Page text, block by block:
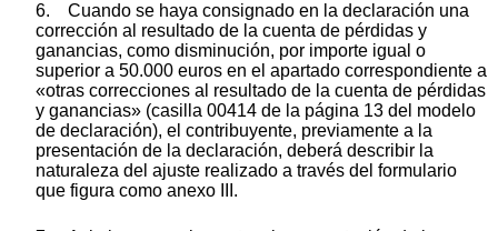
6. Cuando se haya consignado en la declaración una
corrección al resultado de la cuenta de pérdidas y
ganancias, como disminución, por importe igual o
superior a 50.000 euros en el apartado correspondiente a
«otras correcciones al resultado de la cuenta de pérdidas
y ganancias» (casilla 00414 de la página 13 del modelo
de declaración), el contribuyente, previamente a la
presentación de la declaración, deberá describir la
naturaleza del ajuste realizado a través del formulario
que figura como anexo III.